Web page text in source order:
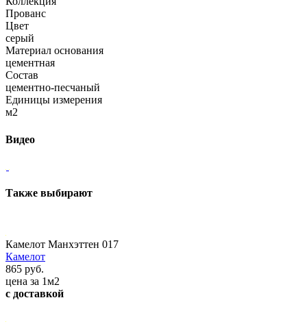
Прованс
Цвет
серый
Материал основания
цементная
Состав
цементно-песчаный
Единицы измерения
м2
Видео
Также выбирают
Камелот Манхэттен 017
Камелот
865 руб.
цена за 1м2
с доставкой